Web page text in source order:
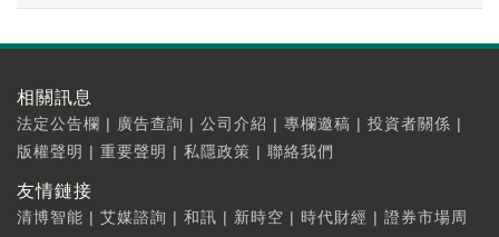
相關訊息
法定公告欄 | 廣告查詢 | 公司介紹 | 專欄邀稿 | 投資者關係 |
版權聲明 | 重要聲明 | 私隱政策 | 聯絡我們
友情鏈接
清博智能 | 艾媒諮詢 | 和訊 | 新時空 | 時代財經 | 證券市場周